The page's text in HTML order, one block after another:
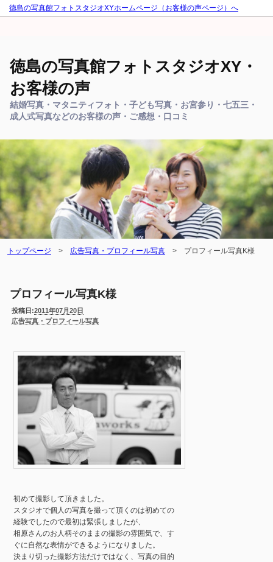
徳島の写真館フォトスタジオXYホームページ（お客様の声ページ）へ
徳島の写真館フォトスタジオXY・
お客様の声
結婚写真・マタニティフォト・子ども写真・お宮参り・七五三・
成人式写真などのお客様の声・ご感想・口コミ
トップページ > 広告写真・プロフィール写真 > プロフィール写真K様
プロフィール写真K様
投稿日:2011年07月20日
広告写真・プロフィール写真
初めて撮影して頂きました。
スタジオで個人の写真を撮って頂くのは初めての
経験でしたので最初は緊張しましたが、
相原さんのお人柄そのままの撮影の雰囲気で、す
ぐに自然な表情ができるようになりました。
決まり切った撮影方法だけではなく、写真の目的